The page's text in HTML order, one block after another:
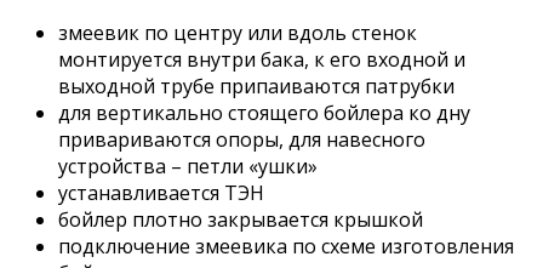
змеевик по центру или вдоль стенок
монтируется внутри бака, к его входной и
выходной трубе припаиваются патрубки
для вертикально стоящего бойлера ко дну
привариваются опоры, для навесного
устройства – петли «ушки»
устанавливается ТЭН
бойлер плотно закрывается крышкой
подключение змеевика по схеме изготовления